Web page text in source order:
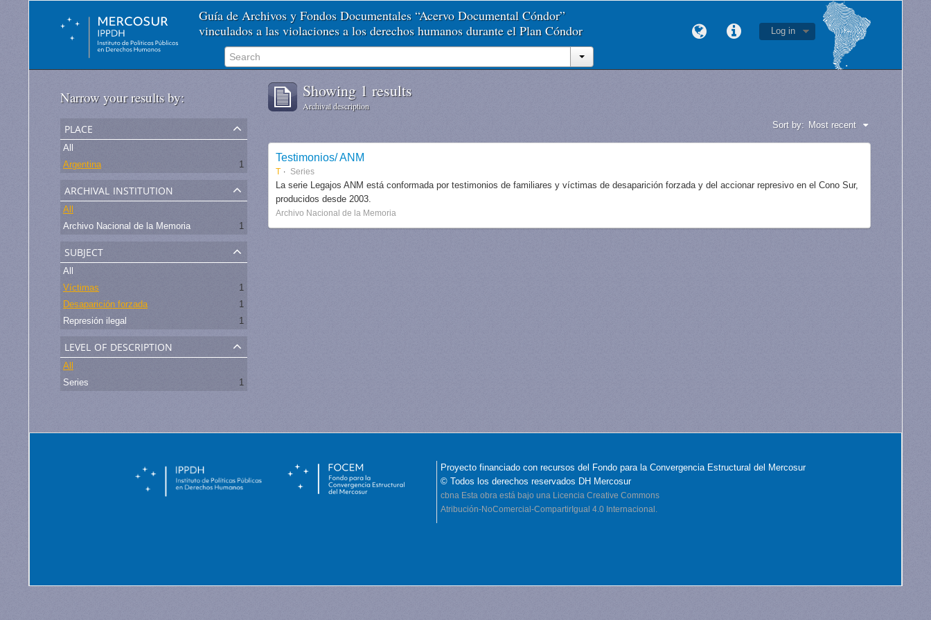
Guía de Archivos y Fondos Documentales “Acervo Documental Cóndor”
vinculados a las violaciones a los derechos humanos durante el Plan Cóndor
Log in
Narrow your results by:
place
All
Argentina
1
archival institution
All
Archivo Nacional de la Memoria
1
subject
All
Víctimas
1
Desaparición forzada
1
Represión ilegal
1
level of description
All
Series
1
Showing 1 results
Archival description
Sort by: Most recent
Testimonios/ ANM
T Series
La serie Legajos ANM está conformada por testimonios de familiares y víctimas de desaparición forzada y del accionar represivo en el Cono Sur,
producidos desde 2003.
Archivo Nacional de la Memoria
Proyecto financiado con recursos del Fondo para la Convergencia Estructural del Mercosur
© Todos los derechos reservados DH Mercosur
cbna Esta obra está bajo una Licencia Creative Commons
Atribución-NoComercial-CompartirIgual 4.0 Internacional.